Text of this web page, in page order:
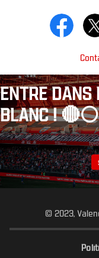
ENTRE DANS
BLANC ! 🔴⚪️
© 2023,